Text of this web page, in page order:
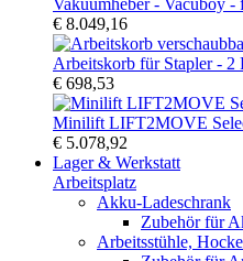
Vakuumheber - Vacuboy
€ 8.049,16
Arbeitskorb für Stapler - 2
€ 698,53
Minilift LIFT2MOVE
€ 5.078,92
Lager & Werkstatt
Arbeitsplatz
Akku-Ladeschrank
Zubehör für
Arbeitsstühle,